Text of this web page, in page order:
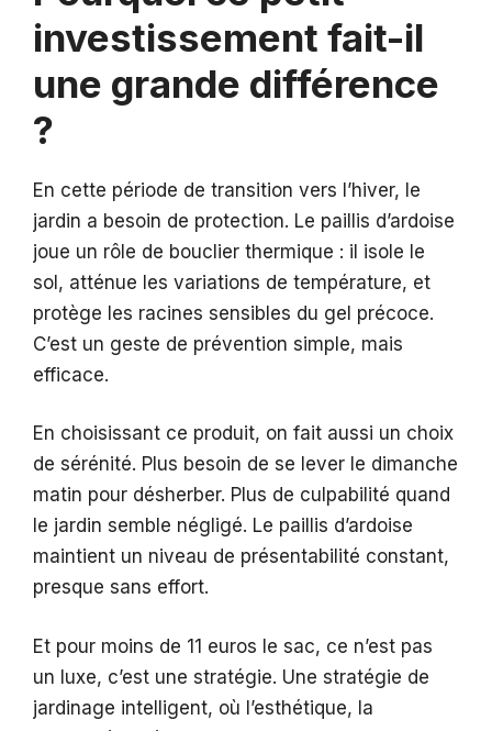
investissement fait-il
une grande différence
?
En cette période de transition vers l’hiver, le
jardin a besoin de protection. Le paillis d’ardoise
joue un rôle de bouclier thermique : il isole le
sol, atténue les variations de température, et
protège les racines sensibles du gel précoce.
C’est un geste de prévention simple, mais
efficace.
En choisissant ce produit, on fait aussi un choix
de sérénité. Plus besoin de se lever le dimanche
matin pour désherber. Plus de culpabilité quand
le jardin semble négligé. Le paillis d’ardoise
maintient un niveau de présentabilité constant,
presque sans effort.
Et pour moins de 11 euros le sac, ce n’est pas
un luxe, c’est une stratégie. Une stratégie de
jardinage intelligent, où l’esthétique, la